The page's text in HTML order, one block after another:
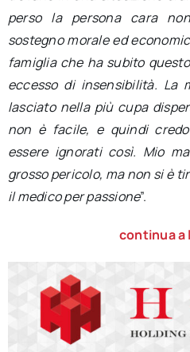
perso la persona cara
sostegno morale ed
famiglia che ha subito
eccesso di insensibilità. La
lasciato nella più cupa
non è facile, e quindi
essere ignorati così. Mio
grosso pericolo, ma non si è
il medico per passione”.
continua a